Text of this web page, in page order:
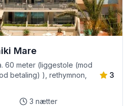
Mare
60 meter (liggestole (mod
betaling) ), rethymnon,
3
3 nætter